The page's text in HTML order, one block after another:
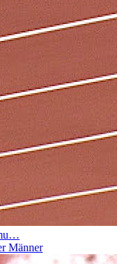
Männer